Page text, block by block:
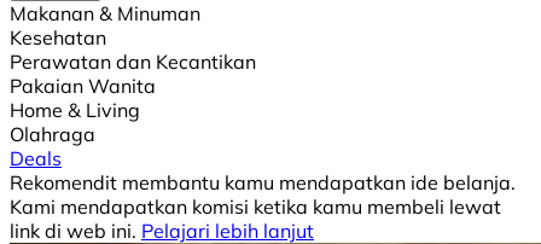
Makanan & Minuman
Kesehatan
Perawatan dan Kecantikan
Pakaian Wanita
Home & Living
Olahraga
Deals
Rekomendit membantu kamu mendapatkan ide belanja.
Kami mendapatkan komisi ketika kamu membeli lewat
link di web ini. Pelajari lebih lanjut